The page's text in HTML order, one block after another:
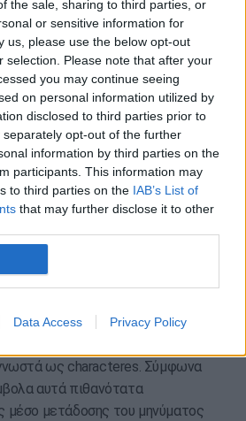
the sale, sharing to third parties, or
or sensitive information for
us, please use the below opt-out
selection. Please note that after your
you may continue seeing
on personal information utilized by
disclosed to third parties prior to
opt-out of the further
information by third parties on the
participants. This information may
to third parties on the IAB’s List of
that may further disclose it to other
Data Access Privacy Policy
το ύφος του, καθώς οι
κατάρας που έχουν
Ευρώπη είναι γραμμένες στα
όμως περιέχει μια
ελληνικά που – όμως –
μαγικές παραδόσεις.
με τη μέθοδο Reflectance
(RTI), μια τεχνική που
υπό διαφορετικές
δημιουργεί ένα ψηφιακό
στους ερευνητές να
και ελάχιστα ορατές χαράξεις.
Η μία περιλαμβάνει την
ως characteres. Σύμφωνα
αυτά πιθανότατα
μέσο μετάδοσης του μηνύματος